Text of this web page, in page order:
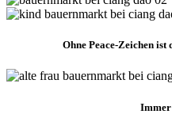
Ohne Peace-Zeichen